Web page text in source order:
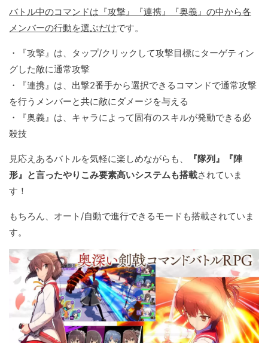
バトル中のコマンドは『攻撃』『連携』『奥義』の中から各
メンバーの行動を選ぶだけです。
・『攻撃』は、タップ/クリックして攻撃目標にターゲティン
グした敵に通常攻撃
・『連携』は、出撃2番手から選択できるコマンドで通常攻撃
を行うメンバーと共に敵にダメージを与える
・『奥義』は、キャラによって固有のスキルが発動できる必
殺技
見応えあるバトルを気軽に楽しめながらも、
『隊列』『陣
形』と言ったやりこみ要素高いシステムも搭載されていま
す！
もちろん、オート/自動で進行できるモードも搭載されていま
す。